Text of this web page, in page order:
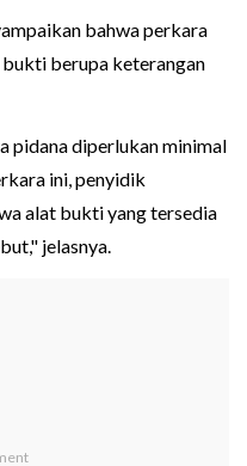
bahwa perkara
berupa keterangan
pidana diperlukan minimal
ini, penyidik
alat bukti yang tersedia
jelasnya.